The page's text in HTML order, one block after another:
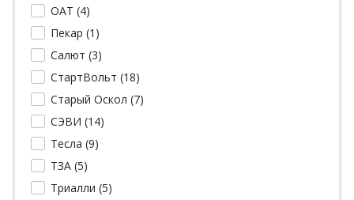
ОАТ (4)
Пекар (1 )
Салют (3)
СтартВольт (18)
Старый Оскол (7)
СЭВИ (14)
Тесла (9)
ТЗА (5)
Триалли (5)